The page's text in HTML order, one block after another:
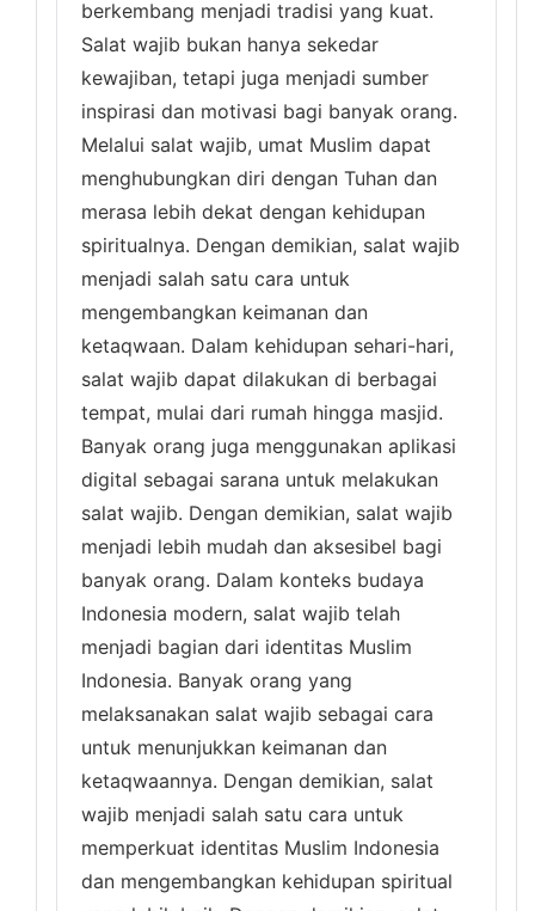
berkembang menjadi tradisi yang kuat.
Salat wajib bukan hanya sekedar
kewajiban, tetapi juga menjadi sumber
inspirasi dan motivasi bagi banyak orang.
Melalui salat wajib, umat Muslim dapat
menghubungkan diri dengan Tuhan dan
merasa lebih dekat dengan kehidupan
spiritualnya. Dengan demikian, salat wajib
menjadi salah satu cara untuk
mengembangkan keimanan dan
ketaqwaan. Dalam kehidupan sehari-hari,
salat wajib dapat dilakukan di berbagai
tempat, mulai dari rumah hingga masjid.
Banyak orang juga menggunakan aplikasi
digital sebagai sarana untuk melakukan
salat wajib. Dengan demikian, salat wajib
menjadi lebih mudah dan aksesibel bagi
banyak orang. Dalam konteks budaya
Indonesia modern, salat wajib telah
menjadi bagian dari identitas Muslim
Indonesia. Banyak orang yang
melaksanakan salat wajib sebagai cara
untuk menunjukkan keimanan dan
ketaqwaannya. Dengan demikian, salat
wajib menjadi salah satu cara untuk
memperkuat identitas Muslim Indonesia
dan mengembangkan kehidupan spiritual